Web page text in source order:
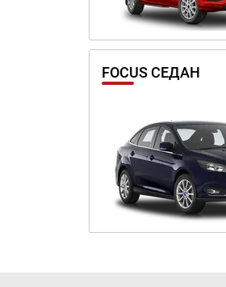
FOCUS СЕДАН